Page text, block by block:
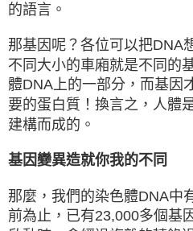
的語言。
那基因呢？各位可以把DNA
不同大小的車廂就是不同的
體DNA上的一部分，而基因
要的蛋白質！換言之，人體
建構而成的。
基因變異造就你我的不同
那麼，我們的染色體DNA中
前為止，已有23,000多個基